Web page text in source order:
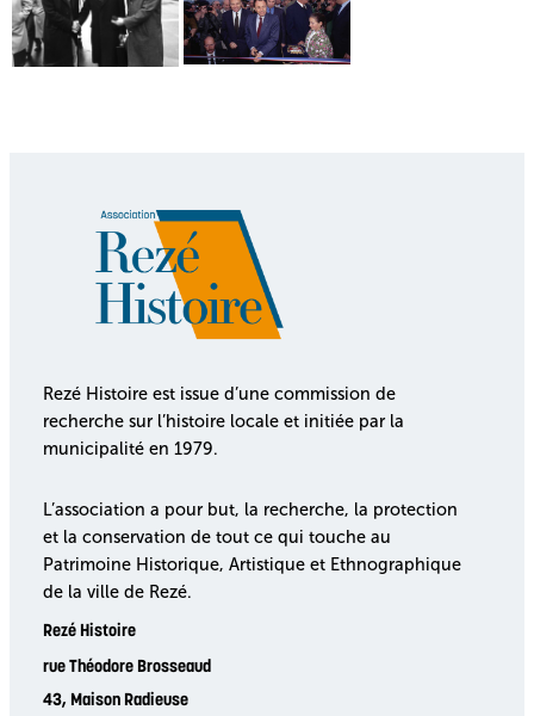
Rezé Histoire est issue d’une commission de
recherche sur l’histoire locale et initiée par la
municipalité en 1979.
L’association a pour but, la recherche, la protection
et la conservation de tout ce qui touche au
Patrimoine Historique, Artistique et Ethnographique
de la ville de Rezé.
Rezé Histoire
rue Théodore Brosseaud
43, Maison Radieuse